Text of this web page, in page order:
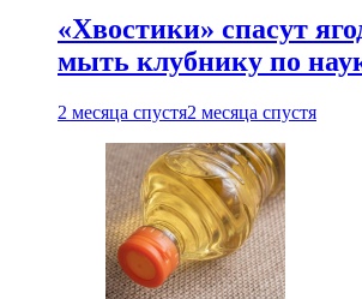
«Хвостики» спасут
мыть клубнику по
2 месяца спустя2 месяца спустя